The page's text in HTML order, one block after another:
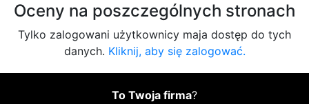
Oceny na poszczególnych stronach
Tylko zalogowani użytkownicy maja dostęp do tych
danych. Kliknij, aby się zalogować.
To Twoja firma?